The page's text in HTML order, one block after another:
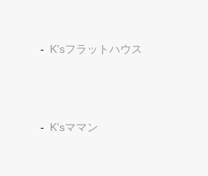
K'sフラットハウス
K'sママン